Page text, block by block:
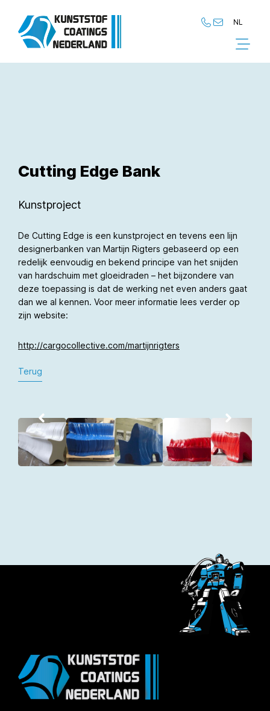
NL
NL
Cutting Edge Bank
Kunstproject
De Cutting Edge is een kunstproject en tevens een lijn
designerbanken van Martijn Rigters gebaseerd op een
redelijk eenvoudig en bekend principe van het snijden
van hardschuim met gloeidraden – het bijzondere van
deze toepassing is dat de werking net even anders gaat
dan we al kennen. Voor meer informatie lees verder op
zijn website:
http://cargocollective.com/martijnrigters
Terug